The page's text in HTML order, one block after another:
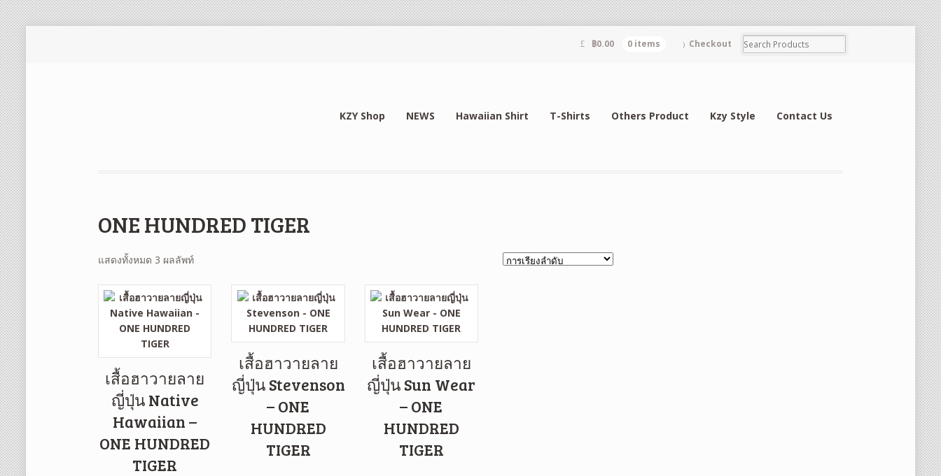
฿0.00 0 items Checkout
KZY Shop NEWS Hawaiian Shirt T-Shirts Others Product Kzy Style Contact Us
ONE HUNDRED TIGER
แสดงทั้งหมด 3 ผลลัพท์
เสื้อฮาวายลาย
ญี่ปุ่น Native
Hawaiian –
ONE HUNDRED
TIGER
เสื้อฮาวายลาย
ญี่ปุ่น Stevenson
– ONE
HUNDRED
TIGER
เสื้อฮาวายลาย
ญี่ปุ่น Sun Wear
– ONE
HUNDRED
TIGER